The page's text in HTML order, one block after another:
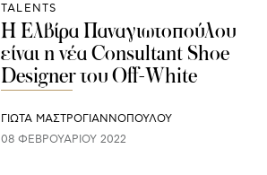
TALENTS
Η Ελβίρα Παναγιωτοπούλου
είναι η νέα Consultant Shoe
Designer του Off-White
ΓΙΩΤΑ ΜΑΣΤΡΟΓΙΑΝΝΟΠΟΥΛΟΥ
08 ΦΕΒΡΟΥΑΡΊΟΥ 2022